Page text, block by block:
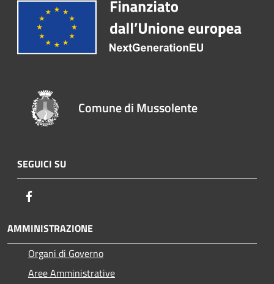
Comune di Mussolente
SEGUICI SU
AMMINISTRAZIONE
Organi di Governo
Aree Amministrative